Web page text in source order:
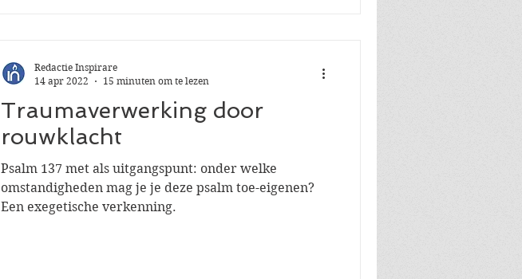
Traumaverwerking door
rouwklacht
Psalm 137 met als uitgangspunt: onder welke
omstandigheden mag je je deze psalm toe-eigenen?
Een exegetische verkenning.
Redactie Inspirare
14 apr 2022
15 minuten om te lezen